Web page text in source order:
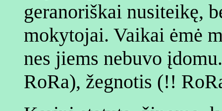
geranoriškai nusiteikę,
mokytojai. Vaikai ėmė
nes jiems nebuvo
RoRa), žegnotis (!!